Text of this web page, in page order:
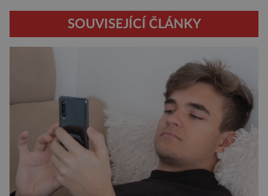
SOUVISEJÍCÍ ČLÁNKY